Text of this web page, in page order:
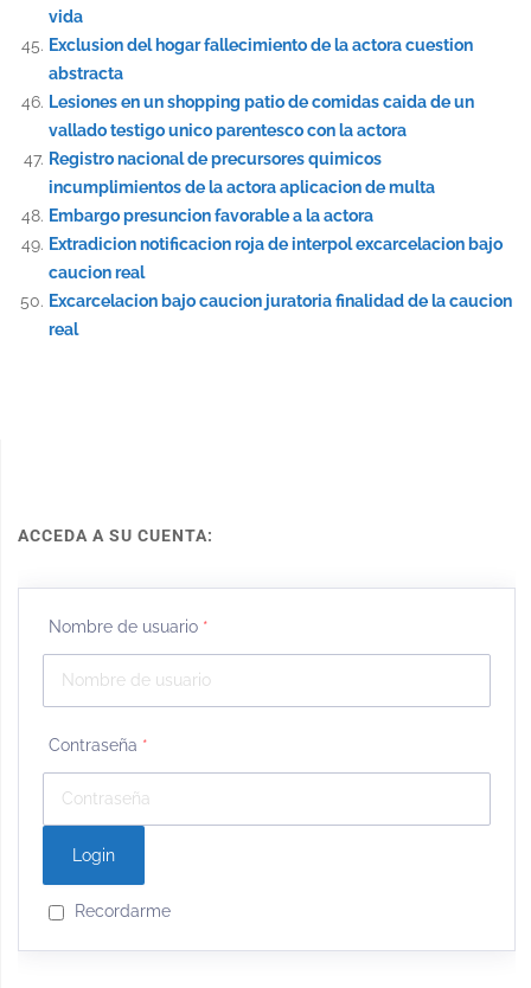
vida
Exclusion del hogar fallecimiento de la actora cuestion
abstracta
Lesiones en un shopping patio de comidas caida de un
vallado testigo unico parentesco con la actora
Registro nacional de precursores quimicos
incumplimientos de la actora aplicacion de multa
Embargo presuncion favorable a la actora
Extradicion notificacion roja de interpol excarcelacion bajo
caucion real
Excarcelacion bajo caucion juratoria finalidad de la caucion
real
ACCEDA A SU CUENTA:
Nombre de usuario *
Contraseña *
Recordarme